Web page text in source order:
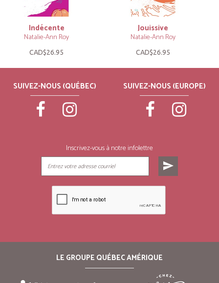
Indécente
Natalie-Ann Roy
CAD$26.95
Jouissive
Natalie-Ann Roy
CAD$26.95
SUIVEZ-NOUS (QUÉBEC) SUIVEZ-NOUS (EUROPE)
Inscrivez-vous à notre infolettre
send
LE GROUPE QUÉBEC AMÉRIQUE